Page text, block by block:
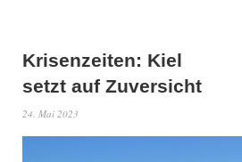
Krisenzeiten: Kiel
setzt auf Zuversicht
24. Mai 2023